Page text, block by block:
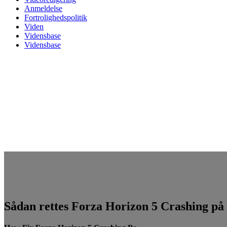
Anmeldelse
Fortrolighedspolitik
Viden
Vidensbase
Vidensbase
Sådan rettes Forza Horizon 5 Crashing på